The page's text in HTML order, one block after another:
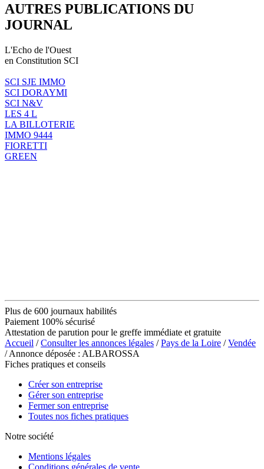
AUTRES PUBLICATIONS DU
JOURNAL
L'Echo de l'Ouest
en Constitution SCI
SCI SJE IMMO
SCI DORAYMI
SCI N&V
LES 4 L
LA BILLOTERIE
IMMO 9444
FIORETTI
GREEN
Plus de 600 journaux habilités
Paiement 100% sécurisé
Attestation de parution pour le greffe immédiate et gratuite
Accueil /Consulter les annonces légales /Pays de la Loire /Vendée
/ Annonce déposée : ALBAROSSA
Fiches pratiques et conseils
Créer son entreprise
Gérer son entreprise
Fermer son entreprise
Toutes nos fiches pratiques
Notre société
Mentions légales
Conditions générales de vente